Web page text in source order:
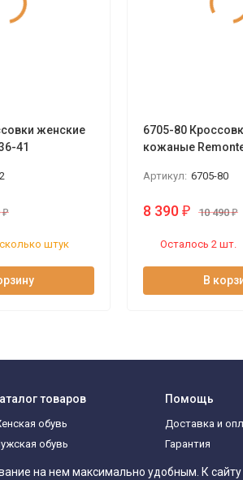
на нем максимально удобным. К
женские
41
₽
штук
6705-80 Кроссовки женские
кожаные
Артикул: 6705-80
8 390 ₽ 10 490₽
Осталось 2 шт.
В
товаров
обувь
обувь
Помощь
Доставка и
Гарантия